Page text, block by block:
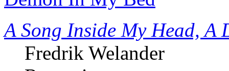
A Song Inside My Head, A
Fredrik Welander